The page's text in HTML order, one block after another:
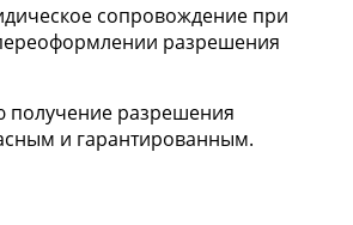
сопровождение при
разрешения
разрешения
и гарантированным.